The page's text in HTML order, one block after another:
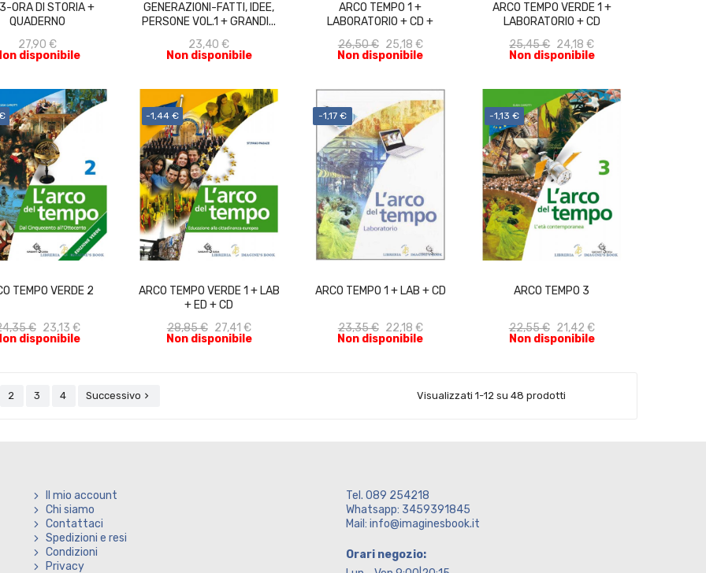
ORA DI STORIA +
QUADERNO
27,90 €
disponibile
GENERAZIONI-FATTI, IDEE,
PERSONE VOL.1 + GRANDI...
23,40 €
Non disponibile
ARCO TEMPO 1 +
LABORATORIO + CD +
26,50 € 25,18 €
Non disponibile
ARCO TEMPO VERDE 1 +
LABORATORIO + CD
25,45 € 24,18 €
Non disponibile
TEMPO VERDE 2
€ 23,13 €
disponibile
ACQUISTA
-1,44 €
ARCO TEMPO VERDE 1 + LAB
+ ED + CD
28,85 € 27,41 €
Non disponibile
ACQUISTA
-1,17 €
ARCO TEMPO 1 + LAB + CD
23,35 € 22,18 €
Non disponibile
ACQUISTA
-1,13 €
ARCO TEMPO 3
22,55 € 21,42 €
Non disponibile
ACQUISTA
2 3 4 Successivo  Visualizzati 1-12 su 48 prodotti
Il mio account
Chi siamo
Contattaci
Spedizioni e resi
Condizioni
Privacy
Tel. 089 254218
Whatsapp: 3459391845
Mail: info@imaginesbook.it
Orari negozio: